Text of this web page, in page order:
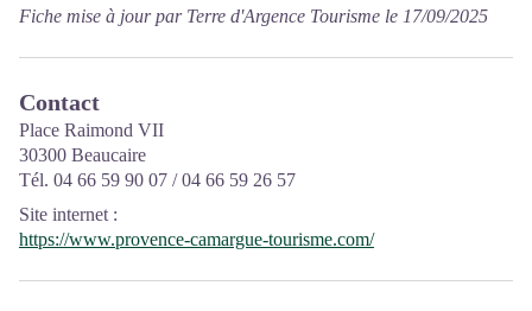
Fiche mise à jour par Terre d'Argence Tourisme le 17/09/2025
Contact
Place Raimond VII
30300 Beaucaire
Tél. 04 66 59 90 07 / 04 66 59 26 57
Site internet :
https://www.provence-camargue-tourisme.com/